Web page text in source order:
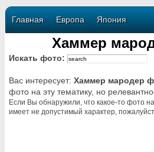
Главная Европа Япония
Хаммер
Искать фото:
Вас интересует: Хаммер мародер
фото на эту тематику, но
Если Вы обнаружили, что какое-то фото
имеет не допустимый характер,